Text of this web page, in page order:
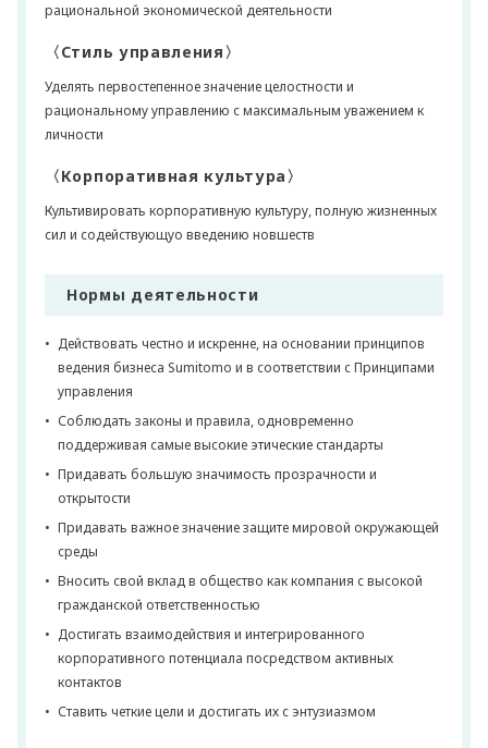
рациональной экономической деятельности
〈Стиль управления〉
Уделять первостепенное значение целостности и
рациональному управлению с максимальным уважением к
личности
〈Корпоративная культура〉
Культивировать корпоративную культуру, полную жизненных
сил и содействующуо введению новшеств
Нормы деятельности
Действовать честно и искренне, на основании принципов
ведения бизнеса Sumitomo и в соответствии с Принципами
управления
Соблюдать законы и правила, одновременно
поддерживая самые высокие этические стандарты
Придавать большую значимость прозрачности и
открытости
Придавать важное значение защите мировой окружающей
среды
Вносить свой вклад в общество как компания с высокой
гражданской ответственностью
Достигать взаимодействия и интегрированного
корпоративного потенциала посредством активных
контактов
Ставить четкие цели и достигать их с энтузиазмом